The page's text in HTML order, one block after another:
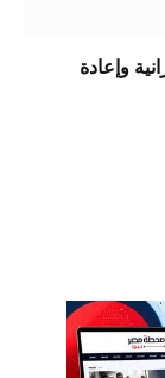
وإعادة